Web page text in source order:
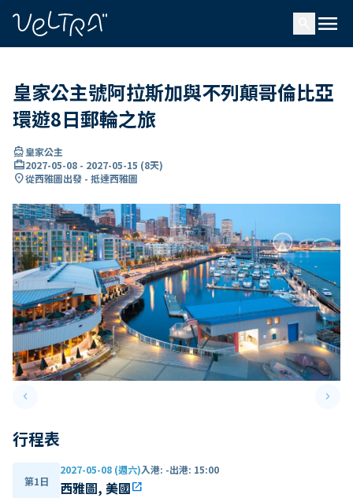
menu
皇家公主號阿拉斯加與不列顛哥倫比亞
環遊8日郵輪之旅
directions_boat皇家公主
card_travel2027-05-08 - 2027-05-15 (8天)
location_on從西雅圖出發 - 抵達西雅圖
keyboard_arrow_leftPrevious slide keyboard_arrow_right
行程表
第1日
2027-05-08 (週六)入港: -出港: 15:00
西雅圖, 美國open_in_new